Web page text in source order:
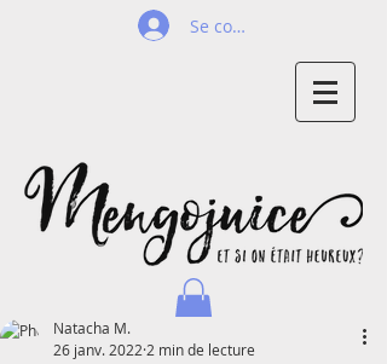
Se connecter
Natacha M.
26 janv. 2022 2 min de lecture